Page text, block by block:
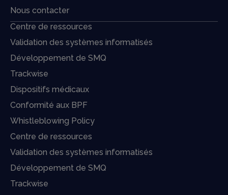
Nous contacter
Centre de ressources
Validation des systèmes informatisés
Développement de SMQ
Trackwise
Dispositifs médicaux
Conformité aux BPF
Whistleblowing Policy
Centre de ressources
Validation des systèmes informatisés
Développement de SMQ
Trackwise